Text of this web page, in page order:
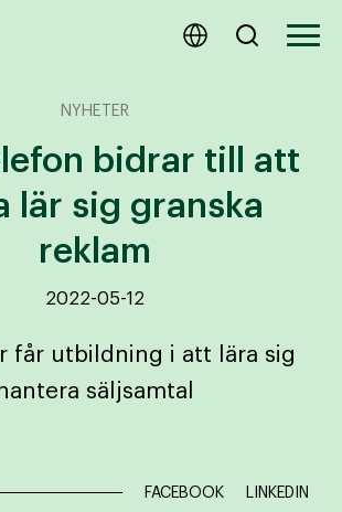
NYHETER
bidrar till att
lär sig granska
reklam
2022-05-12
får utbildning i att lära sig
hantera säljsamtal
FACEBOOK LINKEDIN